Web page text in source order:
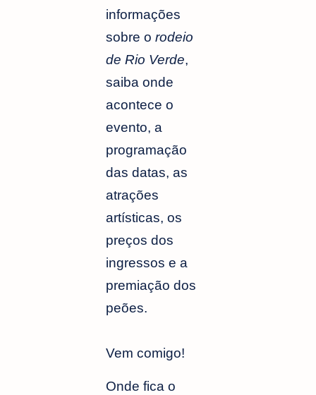
informações
sobre o rodeio
de Rio Verde,
saiba onde
acontece o
evento, a
programação
das datas, as
atrações
artísticas, os
preços dos
ingressos e a
premiação dos
peões.
Vem comigo!
Onde fica o